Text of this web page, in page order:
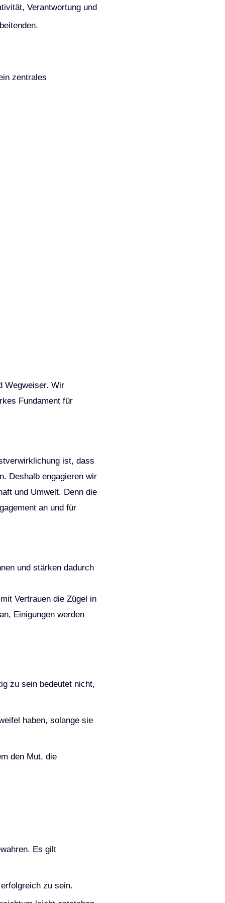
Verantwortung und
zentrales
Wegweiser. Wir
Fundament für
ist, dass
Deshalb engagieren wir
und Umwelt. Denn die
an und für
und stärken dadurch
Vertrauen die Zügel in
Einigungen werden
zu sein bedeutet nicht,
haben, solange sie
den Mut, die
Es gilt
zu sein.